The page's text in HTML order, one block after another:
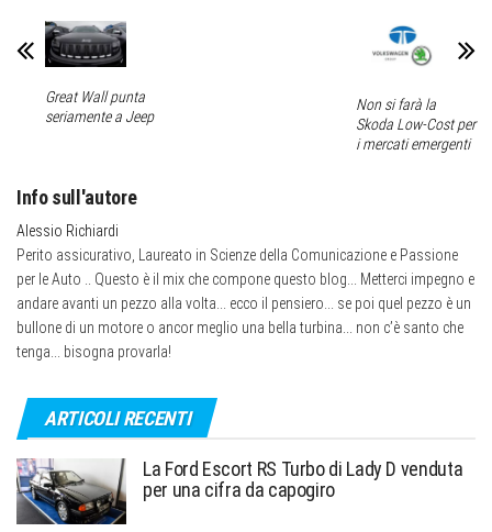
Great Wall punta
seriamente a Jeep
Non si farà la
Skoda Low-Cost per
i mercati emergenti
Info sull'autore
Alessio Richiardi
Perito assicurativo, Laureato in Scienze della Comunicazione e Passione
per le Auto .. Questo è il mix che compone questo blog... Metterci impegno e
andare avanti un pezzo alla volta... ecco il pensiero... se poi quel pezzo è un
bullone di un motore o ancor meglio una bella turbina... non c’è santo che
tenga... bisogna provarla!
ARTICOLI RECENTI
La Ford Escort RS Turbo di Lady D venduta
per una cifra da capogiro